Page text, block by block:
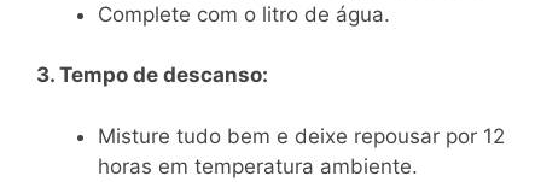
Complete com o litro de água.
3. Tempo de descanso:
Misture tudo bem e deixe repousar por 12
horas em temperatura ambiente.